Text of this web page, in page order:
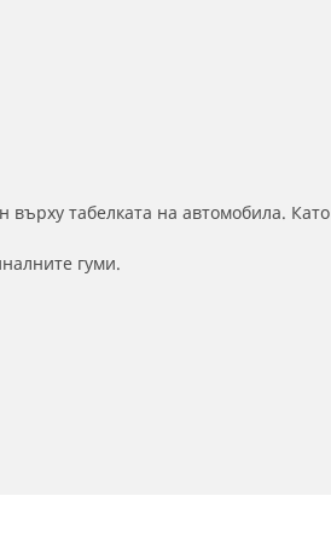
табелката на автомобила. Като
гуми.